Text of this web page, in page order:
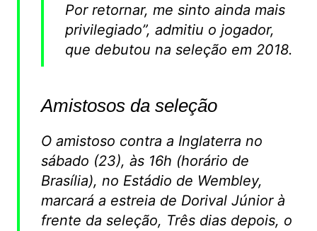
Por retornar, me sinto ainda mais
privilegiado”, admitiu o jogador,
que debutou na seleção em 2018.
Amistosos da seleção
O amistoso contra a Inglaterra no
sábado (23), às 16h (horário de
Brasília), no Estádio de Wembley,
marcará a estreia de Dorival Júnior à
frente da seleção, Três dias depois, o